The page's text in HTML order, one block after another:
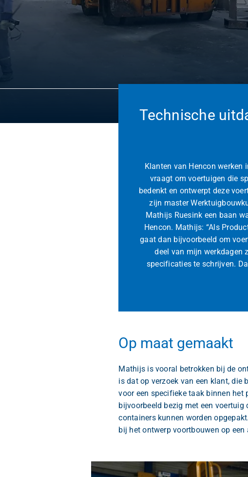
Technische
Klanten van Hencon
vraagt om voertuigen die
bedenkt en ontwerpt deze
zijn master
Mathijs Ruesink een baan
Hencon. Mathijs: “Als
gaat dan bijvoorbeeld om
deel van mijn werkdagen
specificaties te schrijven.
Op maat gemaakt
Mathijs is vooral betrokken bij de
is dat op verzoek van een klant, die
voor een specifieke taak binnen het
bijvoorbeeld bezig met een
containers kunnen worden
bij het ontwerp voortbouwen op